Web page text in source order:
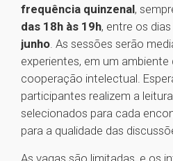
frequência quinzenal,
das 18h às 19h, entre os dias
junho. As sessões serão
experientes, em um
cooperação intelectual.
participantes realizem a
selecionados para cada
para a qualidade das